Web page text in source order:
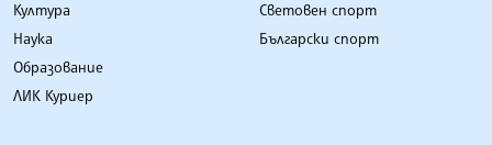
Култура
Наука
Образование
ЛИК Куриер
Световен спорт
Български спорт